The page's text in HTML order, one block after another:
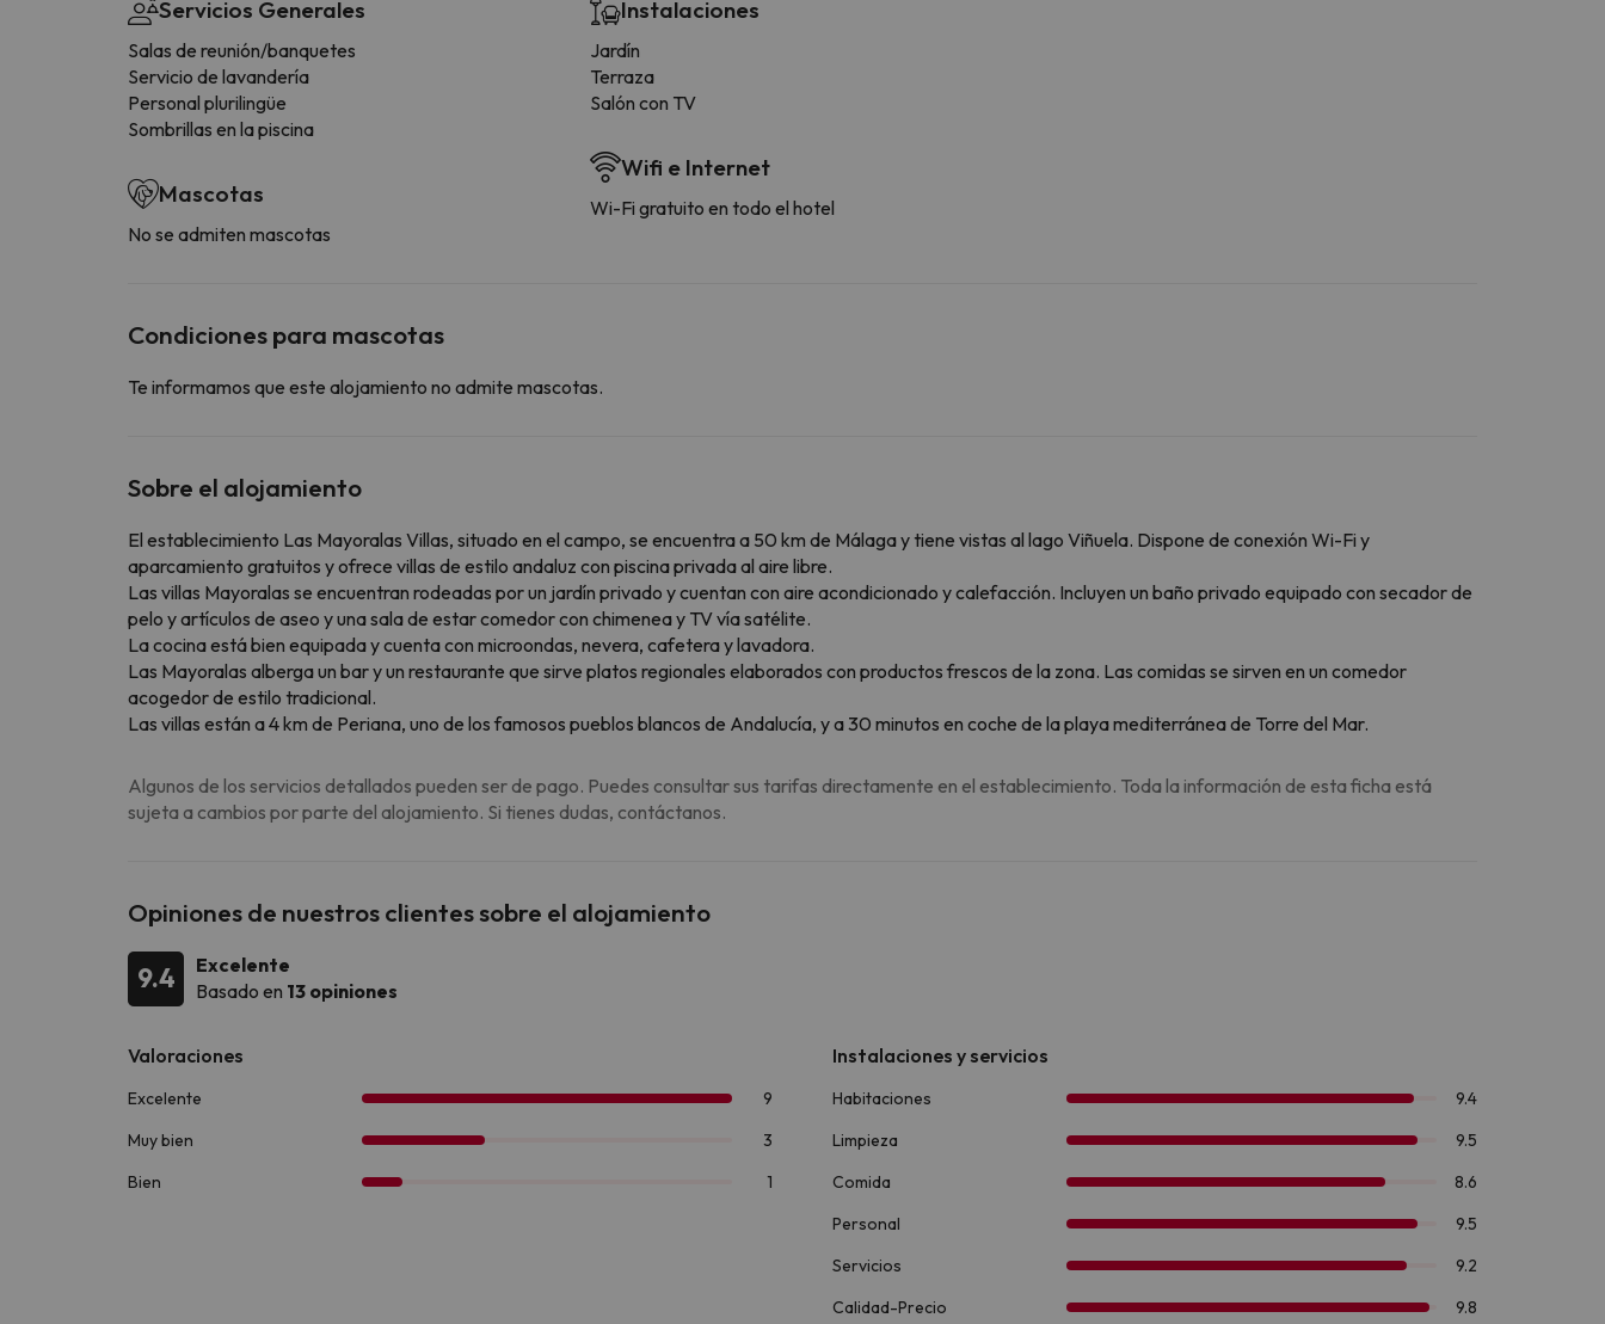
Servicios Generales
Salas de reunión/banquetes
Servicio de lavandería
Personal plurilingüe
Sombrillas en la piscina
Mascotas
No se admiten mascotas
Instalaciones
Jardín
Terraza
Salón con TV
Wifi e Internet
Wi-Fi gratuito en todo el hotel
Condiciones para mascotas
Te informamos que este alojamiento no admite mascotas.
Sobre el alojamiento
El establecimiento Las Mayoralas Villas, situado en el campo, se encuentra a 50 km de Málaga y tiene vistas al lago Viñuela. Dispone de conexión Wi-Fi y
aparcamiento gratuitos y ofrece villas de estilo andaluz con piscina privada al aire libre.
Las villas Mayoralas se encuentran rodeadas por un jardín privado y cuentan con aire acondicionado y calefacción. Incluyen un baño privado equipado con secador de
pelo y artículos de aseo y una sala de estar comedor con chimenea y TV vía satélite.
La cocina está bien equipada y cuenta con microondas, nevera, cafetera y lavadora.
Las Mayoralas alberga un bar y un restaurante que sirve platos regionales elaborados con productos frescos de la zona. Las comidas se sirven en un comedor
acogedor de estilo tradicional.
Las villas están a 4 km de Periana, uno de los famosos pueblos blancos de Andalucía, y a 30 minutos en coche de la playa mediterránea de Torre del Mar.
Algunos de los servicios detallados pueden ser de pago. Puedes consultar sus tarifas directamente en el establecimiento. Toda la información de esta ficha está
sujeta a cambios por parte del alojamiento. Si tienes dudas, contáctanos.
Opiniones de nuestros clientes sobre el alojamiento
9.4
Excelente
Basado en 13 opiniones